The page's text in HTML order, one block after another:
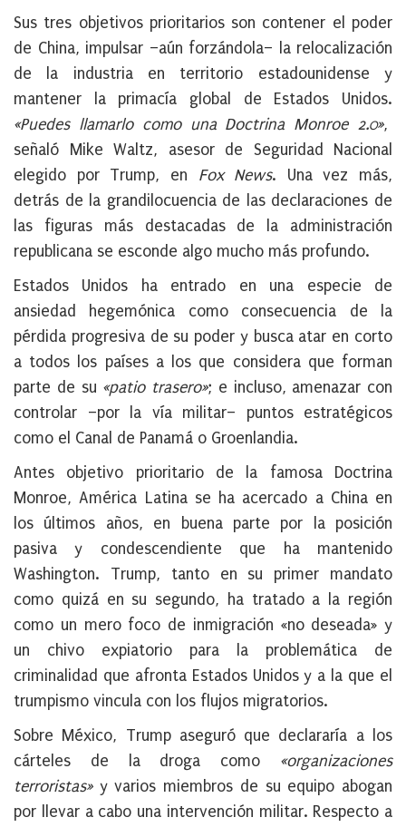
Sus tres objetivos prioritarios son contener el poder
de China, impulsar –aún forzándola– la relocalización
de la industria en territorio estadounidense y
mantener la primacía global de Estados Unidos.
«Puedes llamarlo como una Doctrina Monroe 2.0»,
señaló Mike Waltz, asesor de Seguridad Nacional
elegido por Trump, en Fox News. Una vez más,
detrás de la grandilocuencia de las declaraciones de
las figuras más destacadas de la administración
republicana se esconde algo mucho más profundo.
Estados Unidos ha entrado en una especie de
ansiedad hegemónica como consecuencia de la
pérdida progresiva de su poder y busca atar en corto
a todos los países a los que considera que forman
parte de su «patio trasero»; e incluso, amenazar con
controlar –por la vía militar– puntos estratégicos
como el Canal de Panamá o Groenlandia.
Antes objetivo prioritario de la famosa Doctrina
Monroe, América Latina se ha acercado a China en
los últimos años, en buena parte por la posición
pasiva y condescendiente que ha mantenido
Washington. Trump, tanto en su primer mandato
como quizá en su segundo, ha tratado a la región
como un mero foco de inmigración «no deseada» y
un chivo expiatorio para la problemática de
criminalidad que afronta Estados Unidos y a la que el
trumpismo vincula con los flujos migratorios.
Sobre México, Trump aseguró que declararía a los
cárteles de la droga como «organizaciones
terroristas»y varios miembros de su equipo abogan
por llevar a cabo una intervención militar. Respecto a